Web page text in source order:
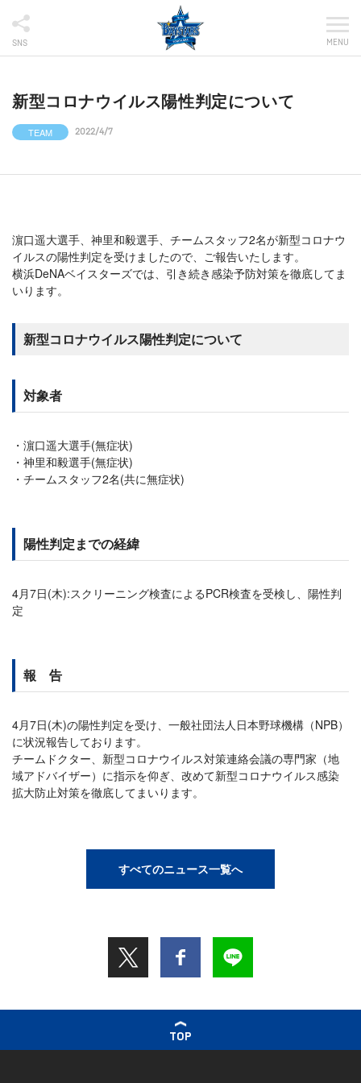
SNS MENU
新型コロナウイルス陽性判定について
TEAM 2022/4/7
濵口遥大​​選手、神里和毅選手、チームスタッフ2名が新型コロナウ
イルスの陽性判定を受けましたので、ご報告いたします。
横浜DeNAベイスターズでは、引き続き感染予防対策を徹底してま
いります。
新型コロナウイルス陽性判定について
対象者
濵口遥大​​選手(無症状)
神里和毅選手(無症状)
チームスタッフ2名(共に無症状)
陽性判定までの経緯
4月7日(木):スクリーニング検査によるPCR検査を受検し、陽性判
定
報 告
4月7日(木)の陽性判定を受け、一般社団法人日本野球機構（NPB）
に状況報告しております。
チームドクター、新型コロナウイルス対策連絡会議の専門家（地
域アドバイザー）に指示を仰ぎ、改めて新型コロナウイルス感染
拡大防止対策を徹底してまいります。
すべてのニュース一覧へ
TOP